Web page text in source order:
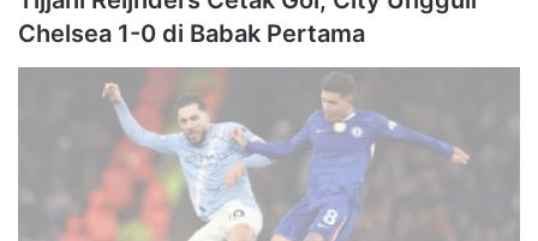
Chelsea 1-0 di Babak Pertama